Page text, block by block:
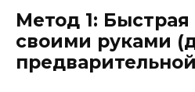
Метод 1:
своими руками